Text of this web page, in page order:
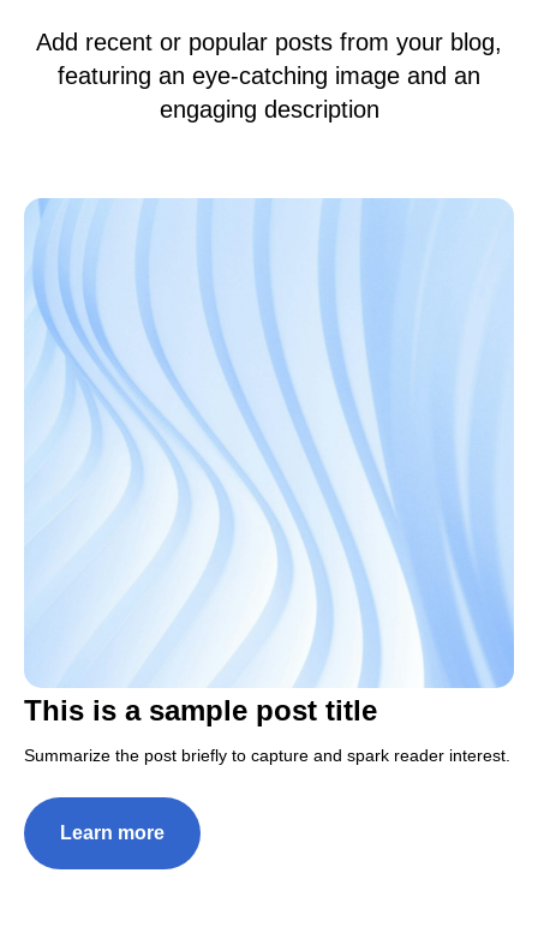
Add recent or popular posts from your blog,
featuring an eye-catching image and an
engaging description
This is a sample post title
Summarize the post briefly to capture and spark reader interest.
Learn more